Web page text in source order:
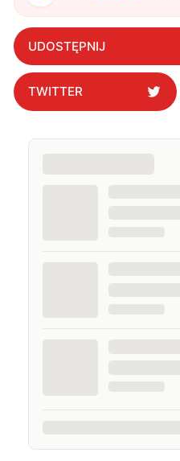
UDOSTĘPNIJ
TWITTER